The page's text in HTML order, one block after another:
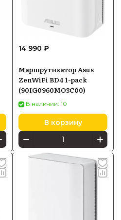
14 990 ₽
Маршрутизатор Asus
ZenWiFi BD4 1-pack
(90IG0960MO3C00)
В наличии: 10
В корзину